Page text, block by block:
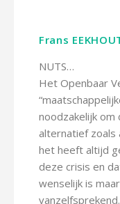
Frans
NUTS…
Het Openbaar
noodzakelijk
alternatief zoals
het heeft altijd
deze crisis en
wenselijk is